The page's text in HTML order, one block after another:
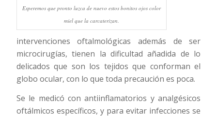
Esperemos que pronto luzca de nuevo estos bonitos ojos color
miel que la carcaterizan.
intervenciones oftalmológicas además de ser
microcirugías, tienen la dificultad añadida de lo
delicados que son los tejidos que conforman el
globo ocular, con lo que toda precaución es poca.
Se le medicó con antiinflamatorios y analgésicos
oftálmicos específicos, y para evitar infecciones se